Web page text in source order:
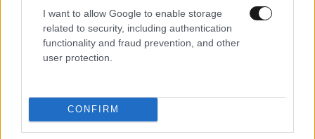
I want to allow Google to enable storage
related to security, including authentication
functionality and fraud prevention, and other
user protection.
CONFIRM
LIFESTYLE08·08·2026 19:12
Εριέττα Κούρκουλου – Τα 33α γενέθλια και τα
ευτυχίας δεδομένη»